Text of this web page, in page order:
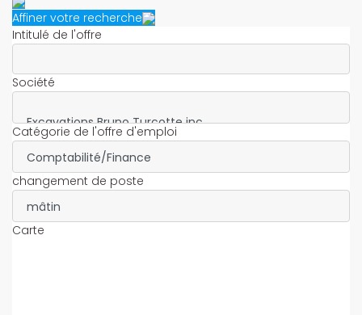
Affiner votre recherche
Intitulé de l'offre
Société
Catégorie de l'offre d'emploi
changement de poste
Carte